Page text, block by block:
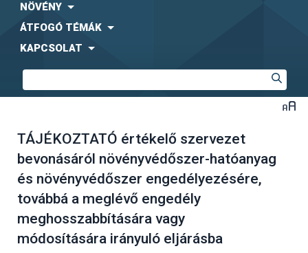
NÖVÉNY
ÁTFOGÓ TÉMÁK
KAPCSOLAT
TÁJÉKOZTATÓ értékelő szervezet
bevonásáról növényvédőszer-hatóanyag
és növényvédőszer engedélyezésére,
továbbá a meglévő engedély
meghosszabbítására vagy
módosítására irányuló eljárásba